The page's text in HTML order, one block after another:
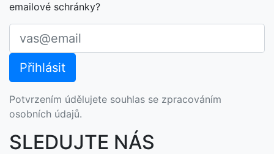
emailové schránky?
Potvrzením údělujete souhlas se zpracováním
osobních údajů.
SLEDUJTE NÁS